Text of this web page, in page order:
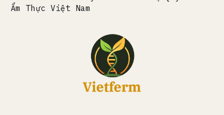
Ẩm Thực Việt Nam